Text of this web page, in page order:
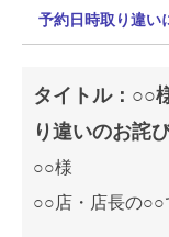
予約日時取り違い
タイトル：○○
り違いのお詫
○○様
○○店・店長の○○